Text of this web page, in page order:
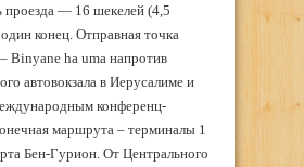
проезда — 16 шекелей (4,5
конец. Отправная точка
Binyane ha uma напротив
автовокзала в Иерусалиме и
конференц-
маршрута – терминалы 1
Бен-Гурион. От Центрального